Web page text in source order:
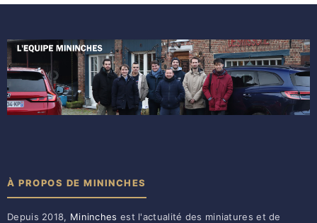
À PROPOS DE MININCHES
Depuis 2018, Mininches est l'actualité des miniatures et de